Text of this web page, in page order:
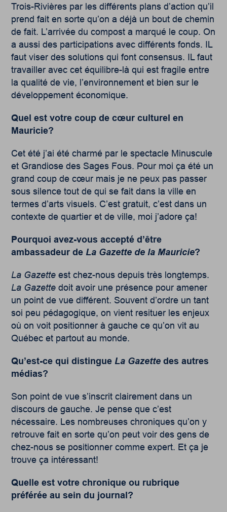
Trois-Rivières par les différents plans d’action qu’il
prend fait en sorte qu’on a déjà un bout de chemin
de fait. L’arrivée du compost a marqué le coup. On
a aussi des participations avec différents fonds. IL
faut viser des solutions qui font consensus. IL faut
travailler avec cet équilibre-là qui est fragile entre
la qualité de vie, l’environnement et bien sur le
développement économique.
Quel est votre coup de cœur culturel en
Mauricie?
Cet été j’ai été charmé par le spectacle Minuscule
et Grandiose des Sages Fous. Pour moi ça été un
grand coup de cœur mais je ne peux pas passer
sous silence tout de qui se fait dans la ville en
termes d’arts visuels. C’est gratuit, c’est dans un
contexte de quartier et de ville, moi j’adore ça!
Pourquoi avez-vous accepté d’être
ambassadeur de La Gazette de la Mauricie?
La Gazette est chez-nous depuis très longtemps.
La Gazette doit avoir une présence pour amener
un point de vue différent. Souvent d’ordre un tant
soi peu pédagogique, on vient resituer les enjeux
où on voit positionner à gauche ce qu’on vit au
Québec et partout au monde.
Qu’est-ce qui distingue La Gazette des autres
médias?
Son point de vue s’inscrit clairement dans un
discours de gauche. Je pense que c’est
nécessaire. Les nombreuses chroniques qu’on y
retrouve fait en sorte qu’on peut voir des gens de
chez-nous se positionner comme expert. Et ça je
trouve ça intéressant!
Quelle est votre chronique ou rubrique
préférée au sein du journal?